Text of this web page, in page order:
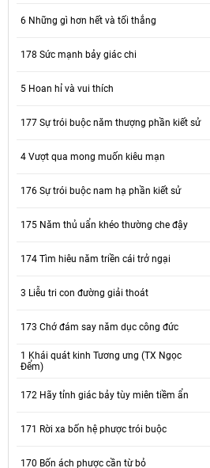
6 Những gì hơn hết và tối thắng
178 Sức mạnh bảy giác chi
5 Hoan hỉ và vui thích
177 Sự trói buộc năm thượng phần kiết sử
4 Vượt qua mong muốn kiêu mạn
176 Sự trói buộc nam hạ phần kiết sử
175 Năm thủ uẩn khéo thường che đậy
174 Tìm hiêu năm triền cái trở ngại
3 Liễu tri con đường giải thoát
173 Chớ đám say năm dục công đức
1 Khái quát kinh Tương ưng (TX Ngọc
Đểm)
172 Hãy tỉnh giác bảy tùy miên tiềm ẩn
171 Rời xa bốn hệ phược trói buộc
170 Bốn ách phược cần từ bỏ